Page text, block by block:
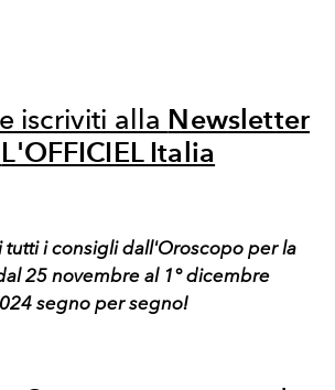
iscriviti alla Newsletter
L'OFFICIEL Italia
tutti i consigli dall'Oroscopo per la
25 novembre al 1° dicembre
segno per segno!